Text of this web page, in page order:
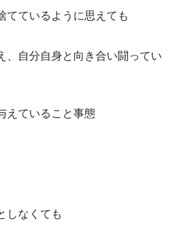
てているように思えても
、自分自身と向き合い闘ってい
えていること事態
しなくても